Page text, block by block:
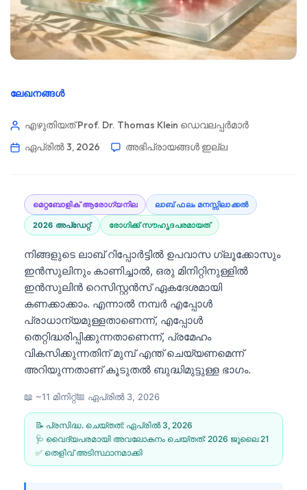
ലേഖനങ്ങൾ
എഴുതിയത് Prof. Dr. Thomas Klein ഡെവലപ്പർമാർ
ഏപ്രിൽ 3, 2026
അഭിപ്രായങ്ങൾ ഇല്ല
മെറ്റബോളിക് ആരോഗ്യനില ലാബ് ഫലം മനസ്സിലാക്കൽ
2026 അപ്‌ഡേറ്റ് രോഗിക്ക് സൗഹൃദപരമായത്
നിങ്ങളുടെ ലാബ് റിപ്പോർട്ടിൽ ഉപവാസ ഗ്ലൂക്കോസും
ഇൻസുലിനും കാണിച്ചാൽ, ഒരു മിനിറ്റിനുള്ളിൽ
ഇൻസുലിൻ റെസിസ്റ്റൻസ് ഏകദേശമായി
കണക്കാക്കാം. എന്നാൽ നമ്പർ എപ്പോൾ
പ്രാധാന്യമുള്ളതാണെന്ന്, എപ്പോൾ
തെറ്റിദ്ധരിപ്പിക്കുന്നതാണെന്ന്, പ്രമേഹം
വികസിക്കുന്നതിന് മുമ്പ് എന്ത് ചെയ്യണമെന്ന്
അറിയുന്നതാണ് കൂടുതൽ ബുദ്ധിമുട്ടുള്ള ഭാഗം.
📖 ~11 മിനിറ്റ്📅 ഏപ്രിൽ 3, 2026
📝 പ്രസിദ്ധ. ചെയ്തത്: ഏപ്രിൽ 3, 2026
🩺 വൈദ്യപരമായി അവലോകനം ചെയ്തത്: 2026 ജൂലൈ 21
✅ തെളിവ് അടിസ്ഥാനമാക്കി